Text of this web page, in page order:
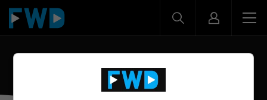
OneOne